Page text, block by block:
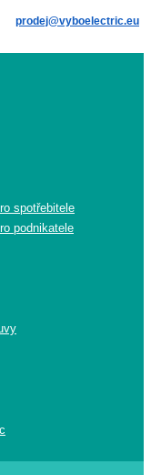
prodej@vyboelectric.eu
spotřebitele
podnikatele